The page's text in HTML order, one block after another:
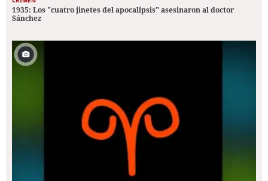
1935: Los "cuatro jinetes del apocalipsis" asesinaron al doctor
Sánchez